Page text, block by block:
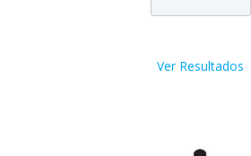
Ver Resultados